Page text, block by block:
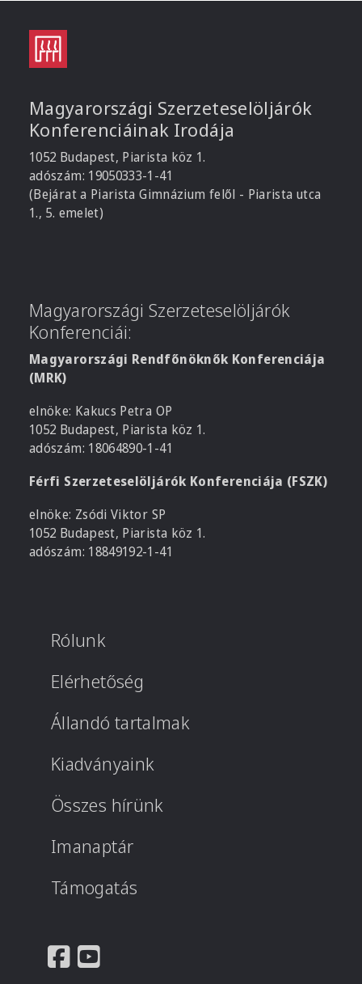
Magyarországi Szerzeteselöljárók
Konferenciáinak Irodája
1052 Budapest, Piarista köz 1.
adószám: 19050333-1-41
(Bejárat a Piarista Gimnázium felől - Piarista utca
1., 5. emelet)
Magyarországi Szerzeteselöljárók
Konferenciái:
Magyarországi Rendfőnöknők Konferenciája
(MRK)
elnöke: Kakucs Petra OP
1052 Budapest, Piarista köz 1.
adószám: 18064890-1-41
Férfi Szerzeteselöljárók Konferenciája (FSZK)
elnöke: Zsódi Viktor SP
1052 Budapest, Piarista köz 1.
adószám: 18849192-1-41
Rólunk
Elérhetőség
Állandó tartalmak
Kiadványaink
Összes hírünk
Imanaptár
Támogatás